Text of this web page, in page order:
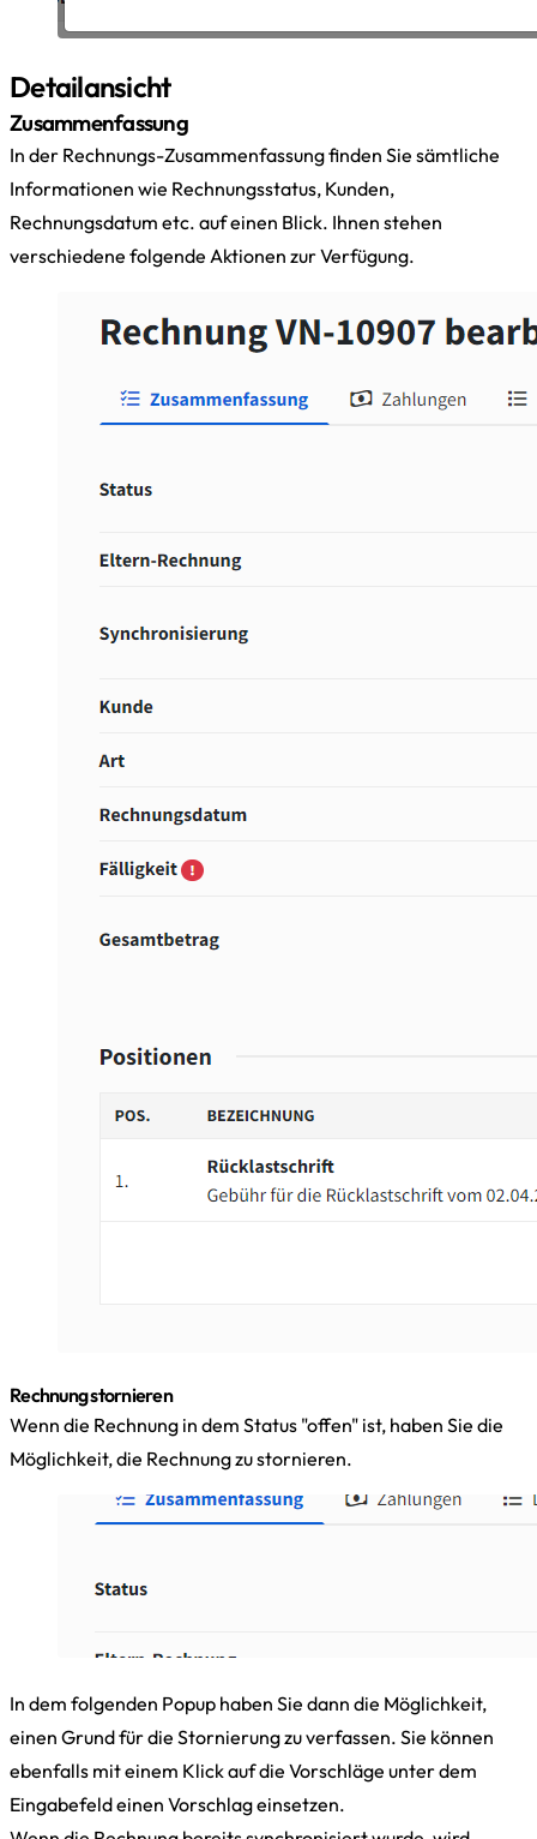
Detailansicht
Zusammenfassung
In der Rechnungs-Zusammenfassung finden Sie sämtliche
Informationen wie Rechnungsstatus, Kunden,
Rechnungsdatum etc. auf einen Blick. Ihnen stehen
verschiedene folgende Aktionen zur Verfügung.
Rechnung stornieren
Wenn die Rechnung in dem Status "offen" ist, haben Sie die
Möglichkeit, die Rechnung zu stornieren.
In dem folgenden Popup haben Sie dann die Möglichkeit,
einen Grund für die Stornierung zu verfassen. Sie können
ebenfalls mit einem Klick auf die Vorschläge unter dem
Eingabefeld einen Vorschlag einsetzen.